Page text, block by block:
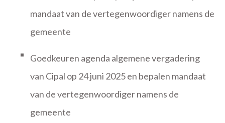
mandaat van de vertegenwoordiger namens de
gemeente
Goedkeuren agenda algemene vergadering
van Cipal op 24 juni 2025 en bepalen mandaat
van de vertegenwoordiger namens de
gemeente